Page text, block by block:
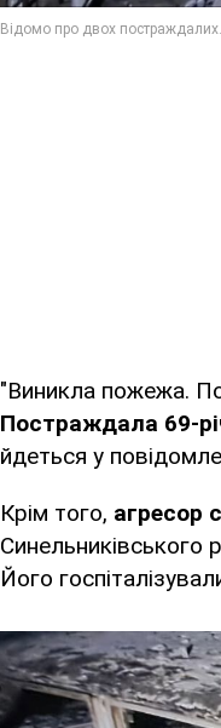
"Виникла пожежа.
Постраждала 69-
йдеться у
Крім того, агресор
Синельниківського
Його